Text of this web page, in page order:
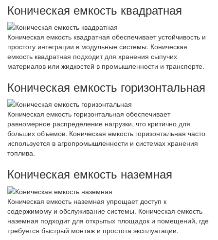
Коническая емкость квадратная
Коническая емкость квадратная обеспечивает устойчивость и
простоту интеграции в модульные системы. Коническая
емкость квадратная подходит для хранения сыпучих
материалов или жидкостей в промышленности и транспорте.
Коническая емкость горизонтальная
Коническая емкость горизонтальная обеспечивает
равномерное распределение нагрузки, что критично для
больших объемов. Коническая емкость горизонтальная часто
используется в агропромышленности и системах хранения
топлива.
Коническая емкость наземная
Коническая емкость наземная упрощает доступ к
содержимому и обслуживание системы. Коническая емкость
наземная подходит для открытых площадок и помещений, где
требуется быстрый монтаж и простота эксплуатации.